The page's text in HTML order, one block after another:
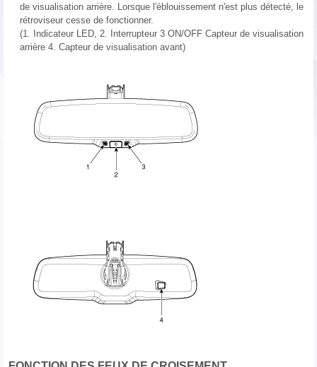
de visualisation arrière. Lorsque l′éblouissement n'est plus détecté, le
rétroviseur cesse de fonctionner.
(1. Indicateur LED, 2. Interrupteur 3 ON/OFF Capteur de visualisation
arrière 4. Capteur de visualisation avant)